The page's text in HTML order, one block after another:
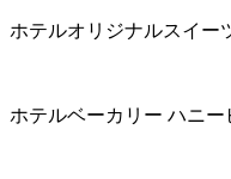
ホテルオリジナルスイー
ホテルベーカリー ハニ